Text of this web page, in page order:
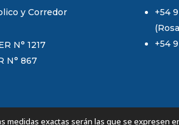
y Corredor
N° 1217
N° 867
+54
+54
medidas exactas serán las que se